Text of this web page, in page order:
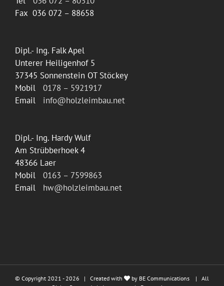
Fax 036 072 – 88658
Dipl.- Ing. Falk Apel
Unterer Heiligenhof 5
37345 Sonnenstein OT Stöckey
Mobil 0178 – 5921917
Email info@holzleimbau.net
Dipl.- Ing. Hardy Wulf
Am Strübberhoek 4
48366 Laer
Mobil 0163 – 7599863
Email hw@holzleimbau.net
© Copyright 2021 - 2026 | Created with by BE Communications
| All